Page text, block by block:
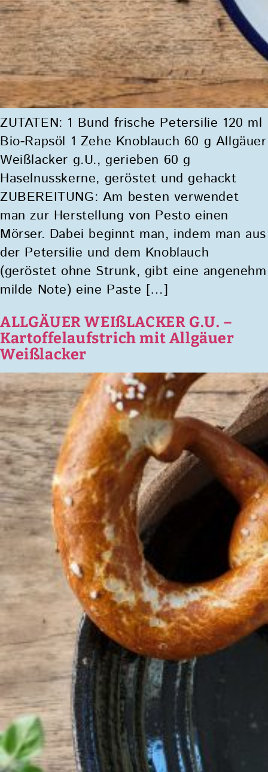
ZUTATEN: 1 Bund frische Petersilie 120 ml
Bio-Rapsöl 1 Zehe Knoblauch 60 g Allgäuer
Weißlacker g.U., gerieben 60 g
Haselnusskerne, geröstet und gehackt
ZUBEREITUNG: Am besten verwendet
man zur Herstellung von Pesto einen
Mörser. Dabei beginnt man, indem man aus
der Petersilie und dem Knoblauch
(geröstet ohne Strunk, gibt eine angenehm
milde Note) eine Paste […]
ALLGÄUER WEIßLACKER G.U. –
Kartoffelaufstrich mit Allgäuer
Weißlacker